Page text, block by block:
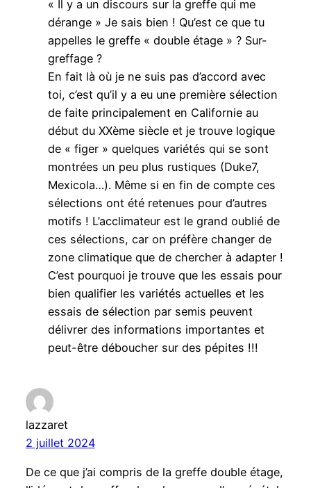
« Il y a un discours sur la greffe qui me
dérange » Je sais bien ! Qu’est ce que tu
appelles le greffe « double étage » ? Sur-
greffage ?
En fait là où je ne suis pas d’accord avec
toi, c’est qu’il y a eu une première sélection
de faite principalement en Californie au
début du XXème siècle et je trouve logique
de « figer » quelques variétés qui se sont
montrées un peu plus rustiques (Duke7,
Mexicola…). Même si en fin de compte ces
sélections ont été retenues pour d’autres
motifs ! L’acclimateur est le grand oublié de
ces sélections, car on préfère changer de
zone climatique que de chercher à adapter !
C’est pourquoi je trouve que les essais pour
bien qualifier les variétés actuelles et les
essais de sélection par semis peuvent
délivrer des informations importantes et
peut-être déboucher sur des pépites !!!
lazzaret
2 juillet 2024
De ce que j’ai compris de la greffe double étage,